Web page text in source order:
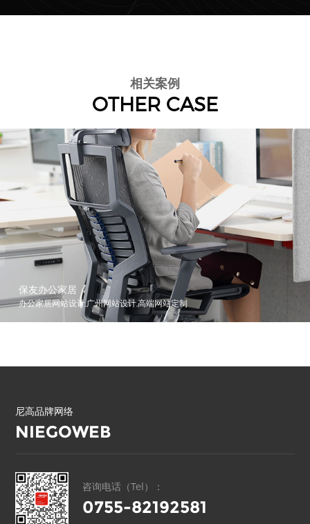
相关案例
OTHER CASE
保友办公家居
办公家居网站设计,广州网站设计,高端网站定制
尼高品牌网络
NIEGOWEB
咨询电话（Tel）：
0755-82192581